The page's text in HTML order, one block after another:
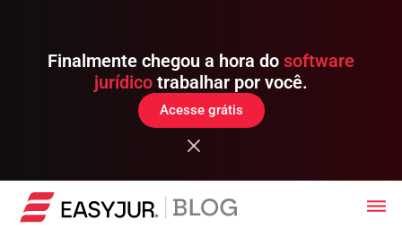
Finalmente chegou a hora do software
jurídico trabalhar por você.
Acesse grátis